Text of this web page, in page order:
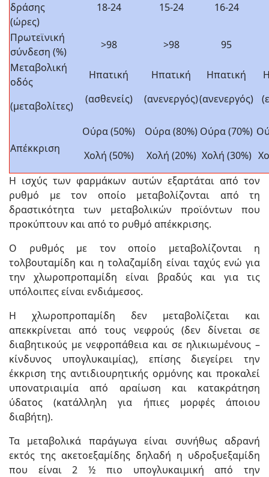
δράσης
(ώρες)
18-24 15-24 16-24
Πρωτεϊνική
σύνδεση (%)
>98 >98
95
Μεταβολική
οδός
(μεταβολίτες)
Ηπατική
(ασθενείς)
Ηπατική
(ανενεργός)
Ηπατική
(ανενεργός)
Απέκκριση
Ούρα (50%)
Χολή (50%)
Ούρα (80%)
Χολή (20%)
Ούρα (70%)
Χολή (30%)
Η ισχύς των φαρμάκων αυτών εξαρτάται από τον
ρυθμό με τον οποίο μεταβολίζονται από τη
δραστικότητα των μεταβολικών προϊόντων που
προκύπτουν και από το ρυθμό απέκκρισης.
Ο ρυθμός με τον οποίο μεταβολίζονται η
τολβουταμίδη και η τολαζαμίδη είναι ταχύς ενώ για
την χλωροπροπαμίδη είναι βραδύς και για τις
υπόλοιπες είναι ενδιάμεσος.
Η χλωροπροπαμίδη δεν μεταβολίζεται και
απεκκρίνεται από τους νεφρούς (δεν δίνεται σε
διαβητικούς με νεφροπάθεια και σε ηλικιωμένους –
κίνδυνος υπογλυκαιμίας), επίσης διεγείρει την
έκκριση της αντιδιουρητικής ορμόνης και προκαλεί
υπονατριαιμία από αραίωση και κατακράτηση
ύδατος (κατάλληλη για ήπιες μορφές άποιου
διαβήτη).
Τα μεταβολικά παράγωγα είναι συνήθως αδρανή
εκτός της ακετοεξαμίδης δηλαδή η υδροξυεξαμίδη
που είναι 2 ½ πιο υπογλυκαιμική από την